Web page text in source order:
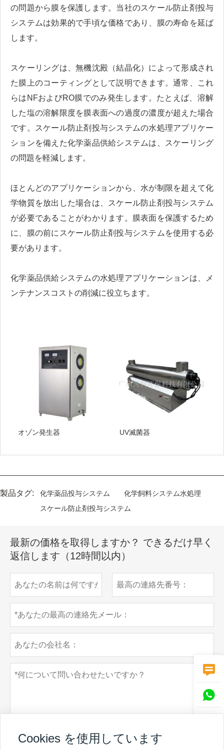
の問題から膜を保護します。当社のスケール防止剤投与
システムは効果的で手頃な価格であり、膜の寿命を延ば
します。
スケーリングは、無機沈殿（結晶化）によって形成され
た膜上のコーティングとして説明できます。通常、これ
らはNFおよびRO膜でのみ発生します。たとえば、溶解
した塩の溶解限度を膜表面への過度の濃度が超えた場合
です。スケール防止剤投与システムの水処理アプリケー
ションを備えた化学薬品供給システムは、スケーリング
の問題を軽減します。
ほとんどのアプリケーションから、水が制限を超えて化
学物質を放出した場合は、スケール防止剤投与システム
が必要であることがわかります。膜表面を保護するため
に、膜の前にスケール防止剤投与システムを使用する必
要があります。
化学薬品供給システムの水処理アプリケーションは、メ
ンテナンスコストの削減に役立ちます。
オゾン発生器 UV滅菌器
製品タグ: 化学薬品投与システム
化学飼料システム水処理
スケール防止剤投与システム
最新の価格を取得しますか？ できるだけ早く
返信します（12時間以内）



Cookies を使用しています